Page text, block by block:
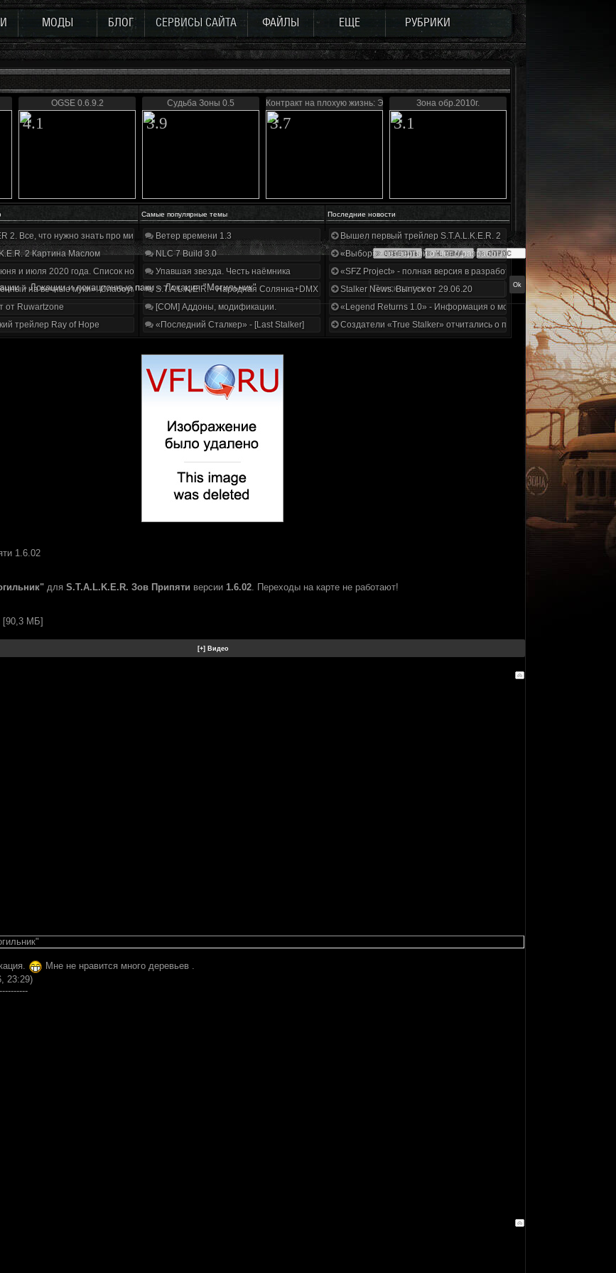
МОДЫ БЛОГ СЕРВИСЫ САЙТА ФАЙЛЫ ЕЩЕ РУБРИКИ
OGSE 0.6.9.2
4.1
Судьба Зоны 0.5
3.9
Контракт на плохую жизнь: Эффект бабочки
3.7
Зона обр.2010г.
3.1
Самые популярные темы Последние новости
2. Все, что нужно знать про мир, геймплей и сюжет | Разбор трейлера
2 Картина Маслом
и июля 2020 года. Список нововведений
на вечные муки». Слабоумие и отвага
от Ruwartzone
трейлер Ray of Hope
Ветер времени 1.3
NLC 7 Build 3.0
Упавшая звезда. Честь наёмника
S.T.A.L.K.E.R. - Народная Солянка+DMX 1.3.5.ООП.МА.К.
[COM] Аддоны, модификации.
«Последний Сталкер» - [Last Stalker]
Вышел первый трейлер S.T.A.L.K.E.R. 2
«Выбор» - четвертый отчет о разработке!
«SFZ Project» - полная версия в разработке!
Stalker News. Выпуск от 29.06.20
«Legend Returns 1.0» - Информация о моде за июнь 2020
Создатели «True Stalker» отчитались о проделанной работе
» Локации и локационные паки » Локация "Могильник"
1.6.02
для S.T.A.L.K.E.R. Зов Припяти версии 1.6.02. Переходы на карте не работают!
[90,3 МБ]
Мне не нравится много деревьев .
23:29)